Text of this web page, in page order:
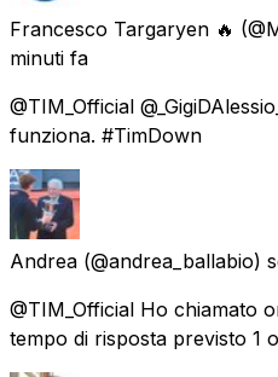
Francesco Targaryen 🔥
minuti fa
@TIM_Official
funziona. #TimDown
Andrea (@andrea_ballabio)
@TIM_Official Ho chiamato
tempo di risposta previsto 1